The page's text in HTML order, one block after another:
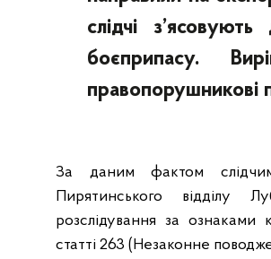
слідчі
боєприпасу.
правопорушникові
За даним фактом слідчим
Пирятинського відділу
розслідування за ознаками
статті 263 (Незаконне